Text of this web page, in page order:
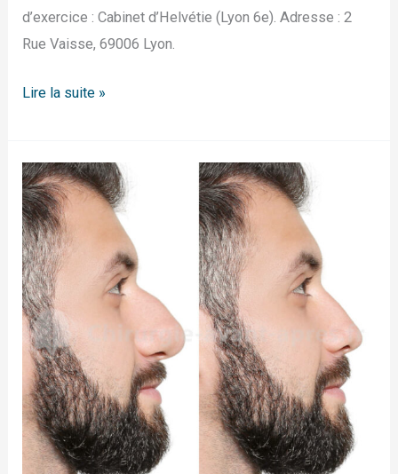
d’exercice : Cabinet d’Helvétie (Lyon 6e). Adresse : 2
Rue Vaisse, 69006 Lyon.
Lire la suite »
Rhinoplastie
Marseille